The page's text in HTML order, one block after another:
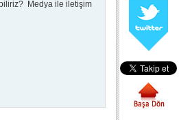
Medya ile iletişim